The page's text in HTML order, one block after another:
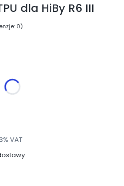
dla HiBy R6 III
0)
Opinie
VAT